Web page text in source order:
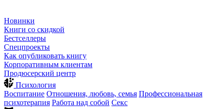
Новинки
Книги со скидкой
Бестселлеры
Спецпроекты
Как опубликовать книгу
Корпоративным клиентам
Продюсерский центр
Психология
Воспитание Отношения, любовь, семья Профессиональная
психотерапия Работа над собой Секс